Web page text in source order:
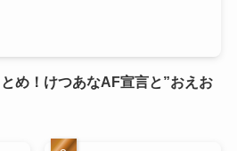
め！けつあなAF宣言と”おえお